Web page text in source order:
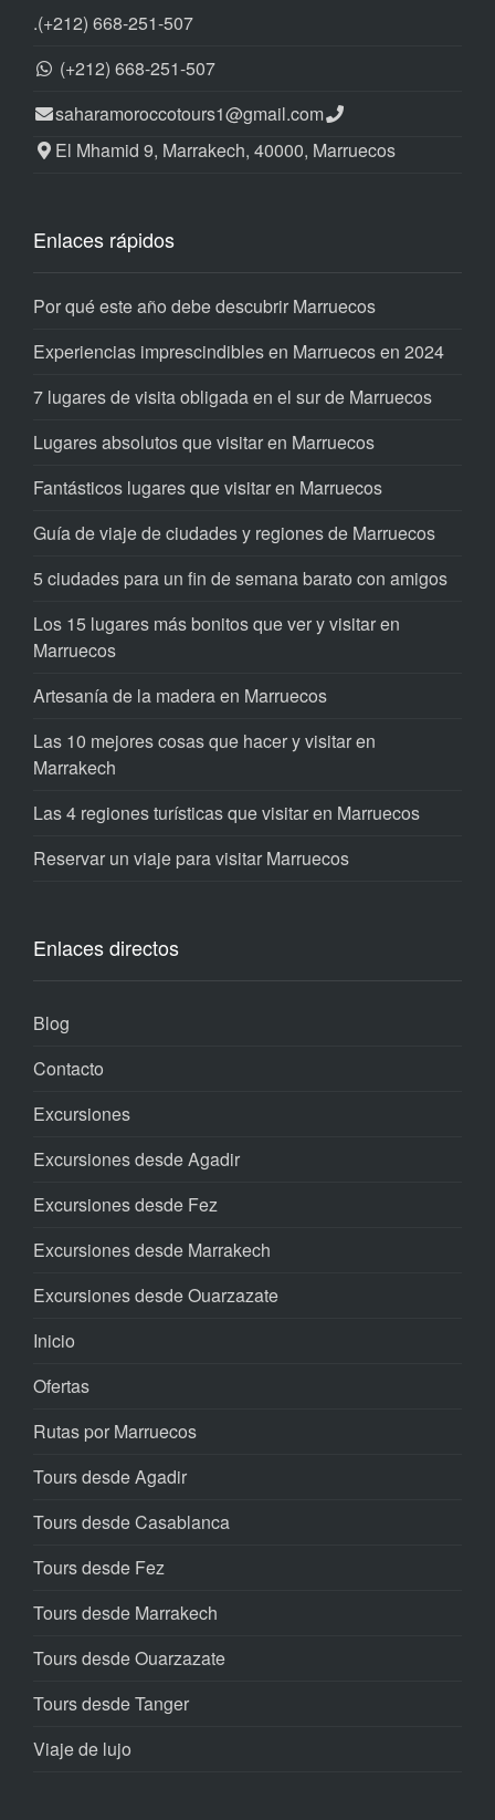
.(+212) 668-251-507
(+212) 668-251-507
saharamoroccotours1@gmail.com
El Mhamid 9, Marrakech, 40000, Marruecos
Enlaces rápidos
Por qué este año debe descubrir Marruecos
Experiencias imprescindibles en Marruecos en 2024
7 lugares de visita obligada en el sur de Marruecos
Lugares absolutos que visitar en Marruecos
Fantásticos lugares que visitar en Marruecos
Guía de viaje de ciudades y regiones de Marruecos
5 ciudades para un fin de semana barato con amigos
Los 15 lugares más bonitos que ver y visitar en
Marruecos
Artesanía de la madera en Marruecos
Las 10 mejores cosas que hacer y visitar en
Marrakech
Las 4 regiones turísticas que visitar en Marruecos
Reservar un viaje para visitar Marruecos
Enlaces directos
Blog
Contacto
Excursiones
Excursiones desde Agadir
Excursiones desde Fez
Excursiones desde Marrakech
Excursiones desde Ouarzazate
Inicio
Ofertas
Rutas por Marruecos
Tours desde Agadir
Tours desde Casablanca
Tours desde Fez
Tours desde Marrakech
Tours desde Ouarzazate
Tours desde Tanger
Viaje de lujo